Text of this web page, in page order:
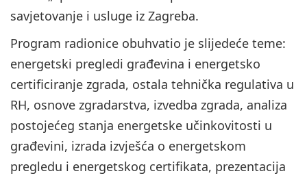
savjetovanje i usluge iz Zagreba.
Program radionice obuhvatio je slijedeće teme:
energetski pregledi građevina i energetsko
certificiranje zgrada, ostala tehnička regulativa u
RH, osnove zgradarstva, izvedba zgrada, analiza
postojećeg stanja energetske učinkovitosti u
građevini, izrada izvješća o energetskom
pregledu i energetskog certifikata, prezentacija